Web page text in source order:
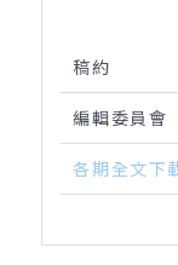
稿約
編輯委員會
各期全文下